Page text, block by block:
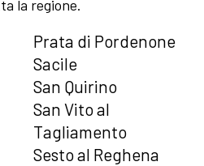
la regione.
Prata di Pordenone
Sacile
San Quirino
San Vito al
Tagliamento
Sesto al Reghena